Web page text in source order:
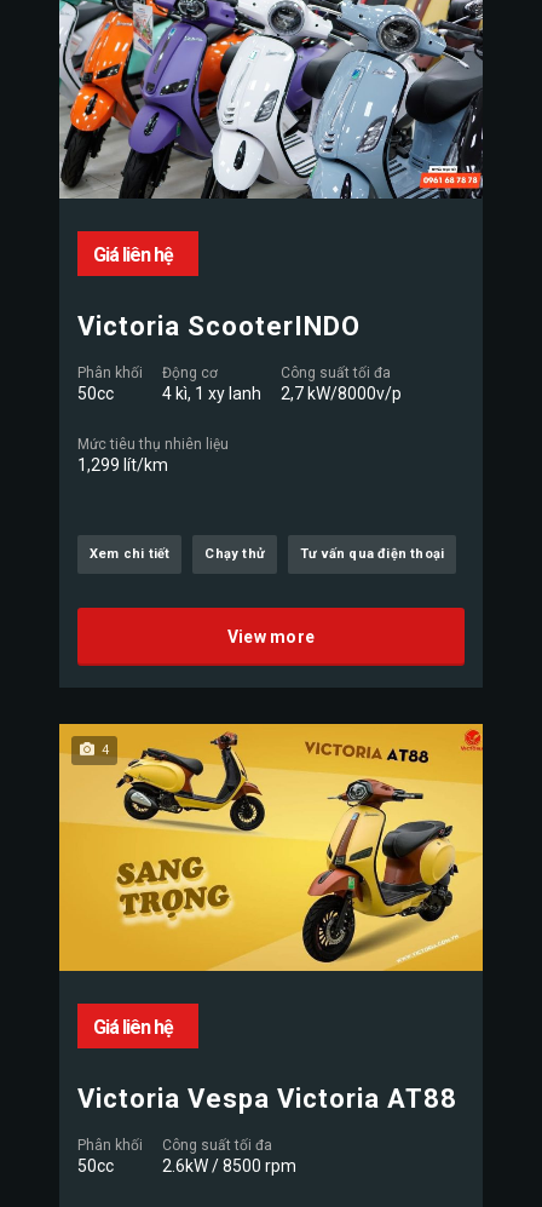
Giá liên hệ
Victoria ScooterINDO
Phân khối
50cc
Động cơ
4 kì, 1 xy lanh
Công suất tối đa
2,7 kW/8000v/p
Mức tiêu thụ nhiên liệu
1,299 lít/km
Xem chi tiết Chạy thử Tư vấn qua điện thoại
View more
4
Giá liên hệ
Victoria Vespa Victoria AT88
Phân khối
50cc
Công suất tối đa
2.6kW / 8500 rpm